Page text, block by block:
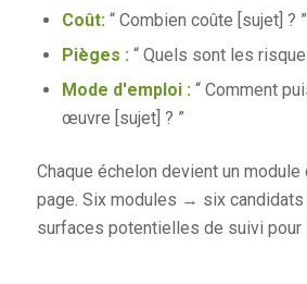
Coût:“ Combien coûte [sujet] ? ”
Pièges :“ Quels sont les
Mode d'emploi :“ Comment
œuvre [sujet] ? ”
Chaque échelon devient un
page. Six modules → six
surfaces potentielles de suivi pour